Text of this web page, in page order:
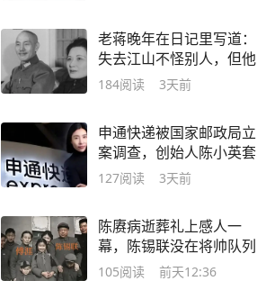
老蒋晚年在日记里写道：
失去江山不怪别人，但他
们二人是罪魁祸首
184阅读 3天前
申通快递被国家邮政局立
案调查，创始人陈小英套
现百亿移居新加坡
127阅读 3天前
陈赓病逝葬礼上感人一
幕，陈锡联没在将帅队列
里，以家属身份送行
105阅读 前天12:36